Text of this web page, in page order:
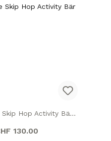
Hop Activity Bär
Preis:
130.00